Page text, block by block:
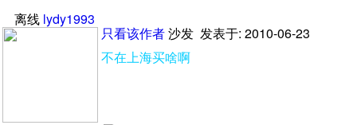
关
注
消
息
离线 lydy1993
只看该作者沙发 发表于: 2010-06-23
不在上海买啥啊